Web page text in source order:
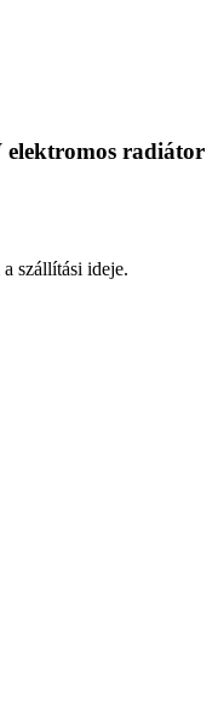
radiátor
szállítási ideje.